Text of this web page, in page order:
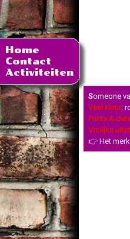
Someone
Veel kleur:
Prints &
Vrolijke
👉 Het
Home
Contact
Activiteiten